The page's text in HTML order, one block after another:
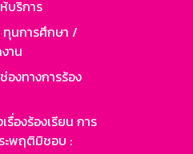
บริการ
นการศึกษา /
าน
องทางการร้อง
รื่องร้องเรียน การ
ะพฤติมิชอบ :